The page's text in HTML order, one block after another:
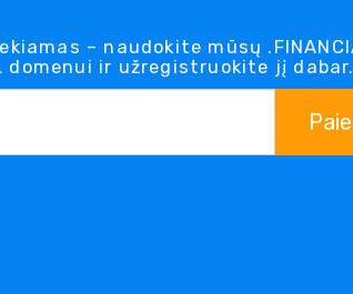
– naudokite mūsų
domenui ir užregistruokite jį dabar.